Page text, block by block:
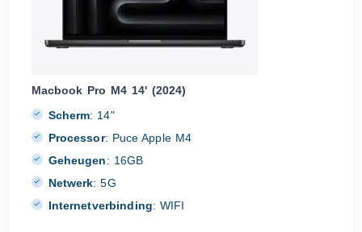
Macbook Pro M4 14' (2024)
Scherm: 14"
Processor: Puce Apple M4
Geheugen: 16GB
Netwerk: 5G
Internetverbinding: WIFI